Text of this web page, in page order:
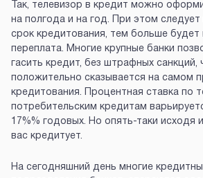
Так, телевизор в кредит можно
на полгода и на год. При этом
срок кредитования, тем больше будет
переплата. Многие крупные банки
гасить кредит, без штрафных санкций,
положительно сказывается на самом
кредитования. Процентная ставка по
потребительским кредитам
17%% годовых. Но опять-таки исходя
вас кредитует.
На сегодняшний день многие